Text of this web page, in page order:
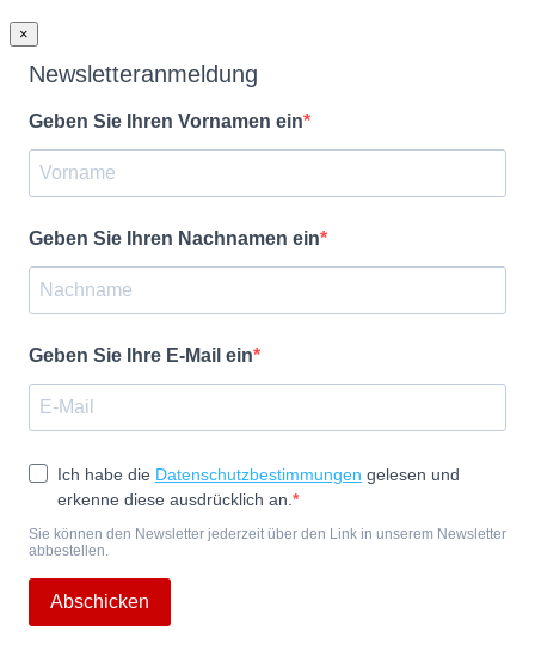
×
Newsletteranmeldung
Geben Sie Ihren Vornamen ein
Geben Sie Ihren Nachnamen ein
Geben Sie Ihre E-Mail ein
Ich habe die Datenschutzbestimmungen gelesen und
erkenne diese ausdrücklich an.
Sie können den Newsletter jederzeit über den Link in unserem Newsletter
abbestellen.
Abschicken